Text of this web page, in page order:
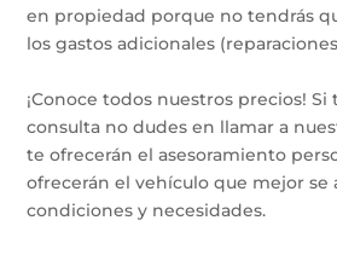
en propiedad porque no tendrás
los gastos adicionales
¡Conoce todos nuestros precios!
consulta no dudes en llamar a
te ofrecerán el asesoramiento
ofrecerán el vehículo que mejor se
condiciones y necesidades.